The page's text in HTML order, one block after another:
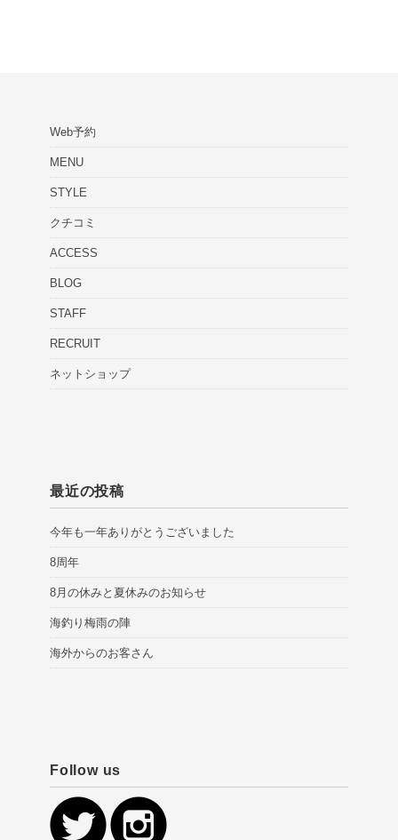
Web予約
MENU
STYLE
クチコミ
ACCESS
BLOG
STAFF
RECRUIT
ネットショップ
最近の投稿
今年も一年ありがとうございました
8周年
8月の休みと夏休みのお知らせ
海釣り梅雨の陣
海外からのお客さん
Follow us